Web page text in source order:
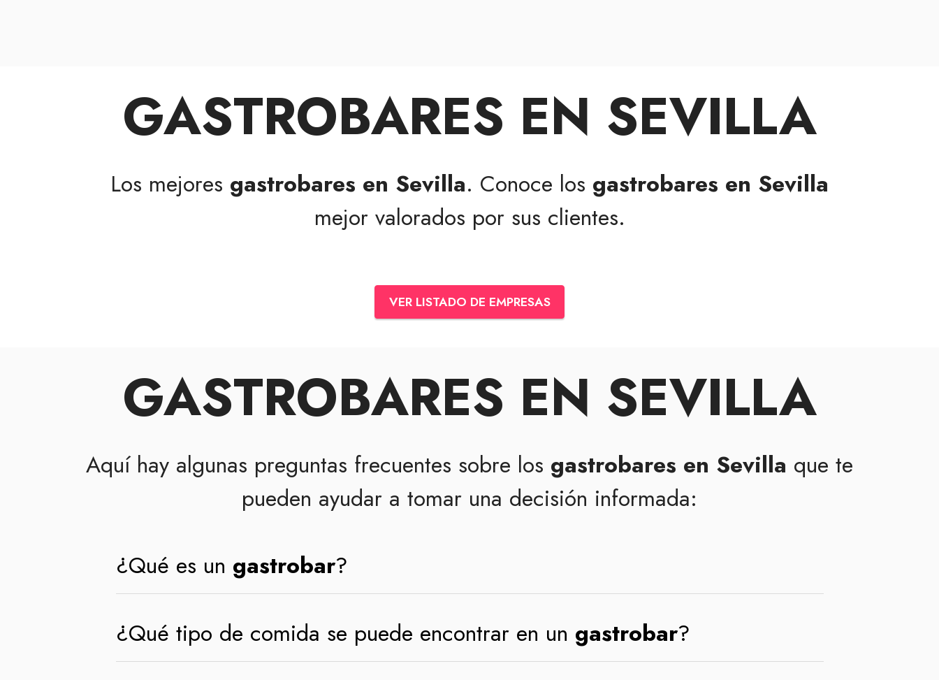
GASTROBARES EN SEVILLA
Los mejores gastrobares en Sevilla. Conoce los gastrobares en Sevilla
mejor valorados por sus clientes.
VER LISTADO DE EMPRESAS
GASTROBARES EN SEVILLA
Aquí hay algunas preguntas frecuentes sobre los gastrobares en Sevilla que te
pueden ayudar a tomar una decisión informada:
¿Qué es un gastrobar?
¿Qué tipo de comida se puede encontrar en un gastrobar?